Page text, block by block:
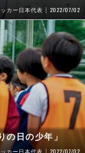
カー日本代表 2022/07/02
の日の少年」